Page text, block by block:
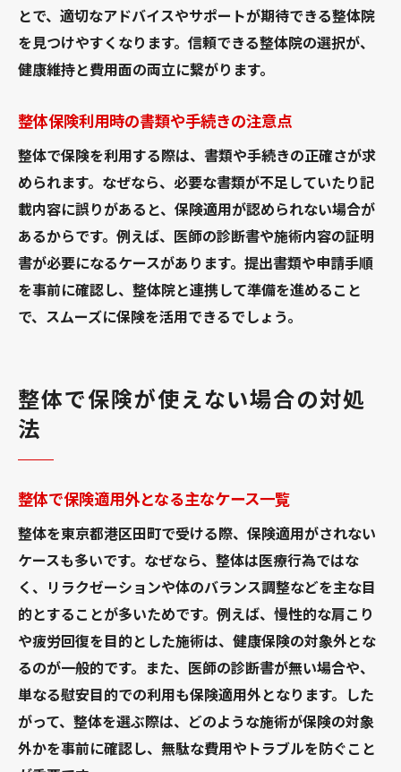
とで、適切なアドバイスやサポートが期待できる整体院
を見つけやすくなります。信頼できる整体院の選択が、
健康維持と費用面の両立に繋がります。
整体保険利用時の書類や手続きの注意点
整体で保険を利用する際は、書類や手続きの正確さが求
められます。なぜなら、必要な書類が不足していたり記
載内容に誤りがあると、保険適用が認められない場合が
あるからです。例えば、医師の診断書や施術内容の証明
書が必要になるケースがあります。提出書類や申請手順
を事前に確認し、整体院と連携して準備を進めること
で、スムーズに保険を活用できるでしょう。
整体で保険が使えない場合の対処
法
整体で保険適用外となる主なケース一覧
整体を東京都港区田町で受ける際、保険適用がされない
ケースも多いです。なぜなら、整体は医療行為ではな
く、リラクゼーションや体のバランス調整などを主な目
的とすることが多いためです。例えば、慢性的な肩こり
や疲労回復を目的とした施術は、健康保険の対象外とな
るのが一般的です。また、医師の診断書が無い場合や、
単なる慰安目的での利用も保険適用外となります。した
がって、整体を選ぶ際は、どのような施術が保険の対象
外かを事前に確認し、無駄な費用やトラブルを防ぐこと